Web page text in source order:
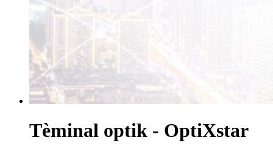
Tèminal optik - OptiXstar